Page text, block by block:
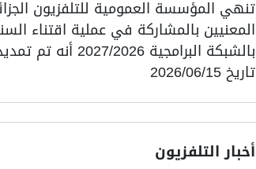
تنهي المؤسسة العمومية للتلفزيون
المعنيين بالمشاركة في عملية اقتناء
بالشبكة البرامجية
تاريخ 2026/06/15
أخبار التلفزيون